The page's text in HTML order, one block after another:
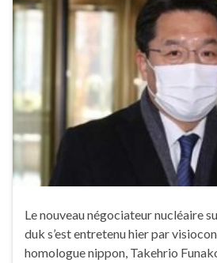
Le nouveau négociateur nucléaire
duk s’est entretenu hier par
homologue nippon, Takehrio